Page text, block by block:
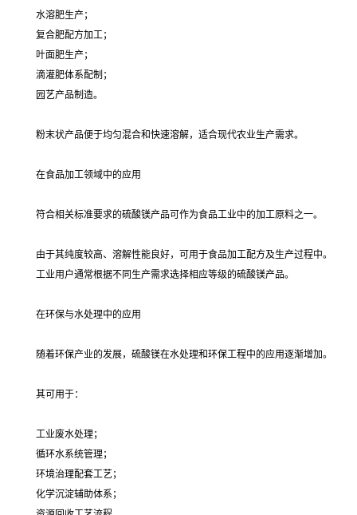
水溶肥生产；
复合肥配方加工；
叶面肥生产；
滴灌肥体系配制；
园艺产品制造。
粉末状产品便于均匀混合和快速溶解，适合现代农业生产需求。
在食品加工领域中的应用
符合相关标准要求的硫酸镁产品可作为食品工业中的加工原料之一。
由于其纯度较高、溶解性能良好，可用于食品加工配方及生产过程中。
工业用户通常根据不同生产需求选择相应等级的硫酸镁产品。
在环保与水处理中的应用
随着环保产业的发展，硫酸镁在水处理和环保工程中的应用逐渐增加。
其可用于：
工业废水处理；
循环水系统管理；
环境治理配套工艺；
化学沉淀辅助体系；